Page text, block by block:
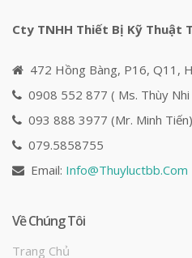
Cty TNHH Thiết Bị Kỹ Thuật
472 Hồng Bàng, P16, Q11,
0908 552 877 ( Ms. Thùy Nhi
093 888 3977 (Mr. Minh Tiến)
079.5858755
Email: Info@Thuyluctbb.com
Về Chúng Tôi
Trang Chủ